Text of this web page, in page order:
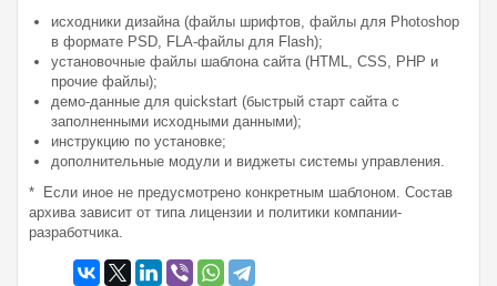
исходники дизайна (файлы шрифтов, файлы для Photoshop
в формате PSD, FLA-файлы для Flash);
установочные файлы шаблона сайта (HTML, CSS, PHP и
прочие файлы);
демо-данные для quickstart (быстрый старт сайта с
заполненными исходными данными);
инструкцию по установке;
дополнительные модули и виджеты системы управления.
* Если иное не предусмотрено конкретным шаблоном. Состав
архива зависит от типа лицензии и политики компании-
разработчика.